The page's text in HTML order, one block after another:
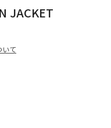
JACKET
いて